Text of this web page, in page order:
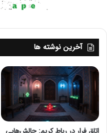
مدیریت تجهیزات
فناوری نمی تواند دوام
استانداردهای ایمنی شامل
وجود سیستم تهویه
نصب دوربین های نظارتی
آخرین نوشته ها